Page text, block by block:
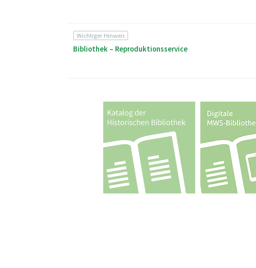
Wichtiger Hinweis
Bibliothek – Reproduktionsservice